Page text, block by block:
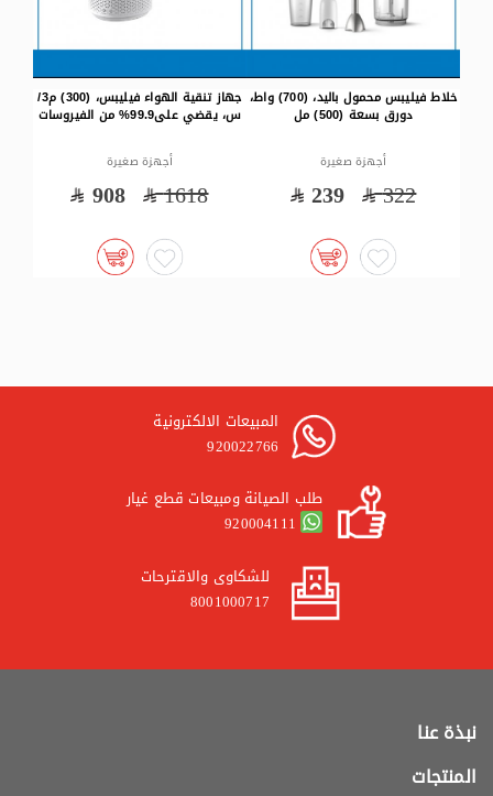
جهاز تنقية الهواء فيليبس، (300) م3/
س، يقضي على99.9% من الفيروسات
أجهزة صغيرة
1618
908
خلاط فيليبس، (450) واط، دورق
بلاستيك بسعة (1) لتر
أجهزة صغيرة
171
139
المبيعات الالكترونية
920022766
طلب الصيانة ومبيعات قطع غيار
920004111
للشكاوى والاقترحات
8001000717
نبذة عنا
المنتجات